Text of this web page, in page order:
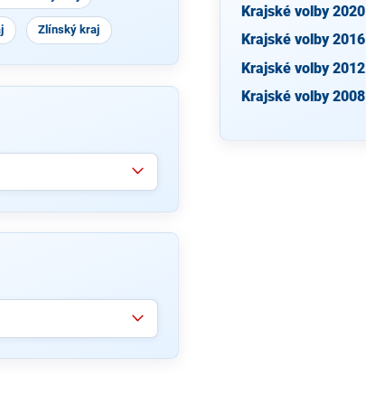
Zlínský kraj
Krajské volby 2020
Krajské volby 2016
Krajské volby 2012
Krajské volby 2008